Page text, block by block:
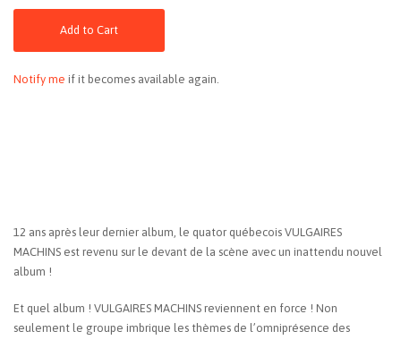
Add to Cart
Notify me if it becomes available again.
12 ans après leur dernier album, le quator québecois VULGAIRES
MACHINS est revenu sur le devant de la scène avec un inattendu nouvel
album !
Et quel album ! VULGAIRES MACHINS reviennent en force ! Non
seulement le groupe imbrique les thèmes de l’omniprésence des